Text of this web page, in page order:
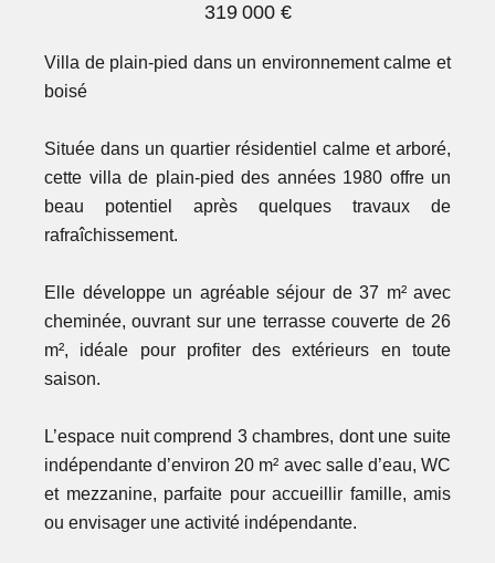
319 000 €
Villa de plain-pied dans un environnement calme et
boisé
Située dans un quartier résidentiel calme et arboré,
cette villa de plain-pied des années 1980 offre un
beau potentiel après quelques travaux de
rafraîchissement.
Elle développe un agréable séjour de 37 m² avec
cheminée, ouvrant sur une terrasse couverte de 26
m², idéale pour profiter des extérieurs en toute
saison.
L’espace nuit comprend 3 chambres, dont une suite
indépendante d’environ 20 m² avec salle d’eau, WC
et mezzanine, parfaite pour accueillir famille, amis
ou envisager une activité indépendante.